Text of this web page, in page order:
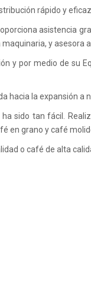
rápido y
asistencia
y
y por medio de su
hacia la expansión a
sido tan fácil.
en grano y café
o café de alta